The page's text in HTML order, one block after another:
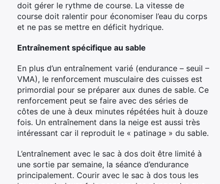
doit gérer le rythme de course. La vitesse de
course doit ralentir pour économiser l’eau du corps
et ne pas se mettre en déficit hydrique.
Entraînement spécifique au sable
En plus d’un entraînement varié (endurance – seuil –
VMA), le renforcement musculaire des cuisses est
primordial pour se préparer aux dunes de sable. Ce
renforcement peut se faire avec des séries de
côtes de une à deux minutes répétées huit à douze
fois. Un entraînement dans la neige est aussi très
intéressant car il reproduit le « patinage » du sable.
L’entraînement avec le sac à dos doit être limité à
une sortie par semaine, la séance d’endurance
principalement. Courir avec le sac à dos tous les